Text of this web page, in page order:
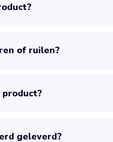
of ruilen?
geleverd?